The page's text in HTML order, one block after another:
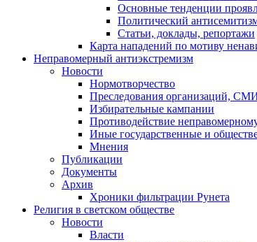
Основные тенденции
Политический
Статьи, доклады, репортажи
Карта нападений по мотиву
Неправомерный антиэкстремизм
Новости
Нормотворчество
Преследования организаций,
Избирательные кампании
Противодействие
Иные государственные и
Мнения
Публикации
Документы
Архив
Хроники фильтрации Рунета
Религия в светском обществе
Новости
Власти